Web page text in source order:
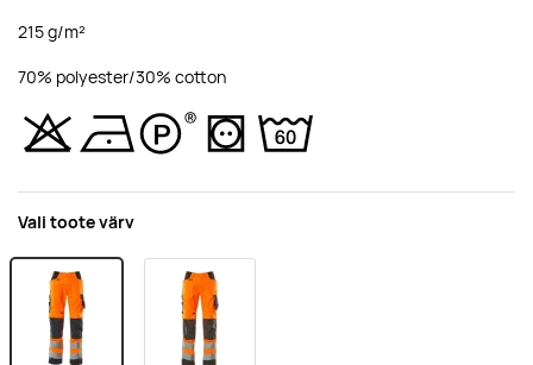
215 g/m²
70% polyester/30% cotton
Vali toote värv